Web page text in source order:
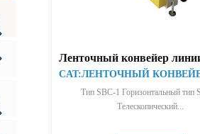
Тип SBC-1 Горизонтальный тип SBC-2
Телескопический...